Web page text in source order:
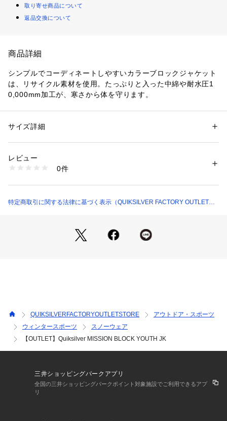
取り寄せ商品について
返品交換について
商品詳細
シンプルでコーディネートしやすいカラーブロックジャケット
は、リサイクル素材を使用。たっぷりと入った中綿や耐水圧1
0,000mm加工が、寒さから体を守ります。
性別：キッズ・ベビー
ア
1093400003004
サイズ詳細
レビュー
0件
特定商取引に関する法律に基づく表示（QUIKSILVER FACTORY OUTLET
QUIKSILVERFACTORYOUTLETSTORE
アウトドア・スポーツ
ウィンタースポーツ
スノーウェア
【OUTLET】Quiksilver MISSION BLOCK YOUTH JK
三井ショッピングパークアプリ
全国の三井ショッピングパークポイント対象施設でご利用できるアプ
リ